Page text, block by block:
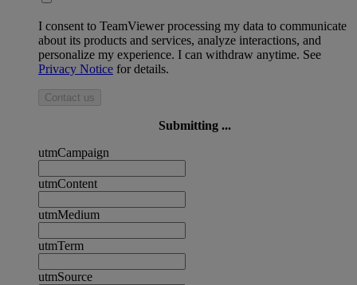
I consent to TeamViewer processing my data to communicate
about its products and services, analyze interactions, and
personalize my experience. I can withdraw anytime. See
Privacy Notice for details.
Contact us
Submitting ...
utmCampaign
utmContent
utmMedium
utmTerm
utmSource